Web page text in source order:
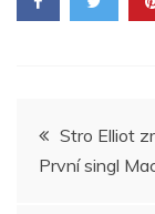
pro
Stro Elliot
První singl